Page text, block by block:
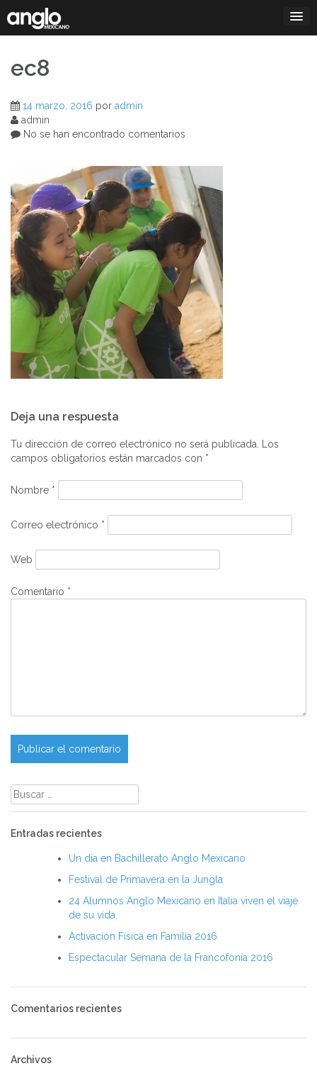
contenido
ec8
14 marzo, 2016 por admin
admin
No se han encontrado comentarios
de
entradas
Deja una respuesta
Tu dirección de correo electrónico no será publicada. Los
campos obligatorios están marcados con *
Nombre *
Correo electrónico *
Web
Comentario *
Buscar:
Entradas recientes
Un día en Bachillerato Anglo Mexicano
Festival de Primavera en la Jungla
24 Alumnos Anglo Mexicano en Italia viven el viaje
de su vida.
Activación Física en Familia 2016
Espectacular Semana de la Francofonía 2016
Comentarios recientes
Archivos